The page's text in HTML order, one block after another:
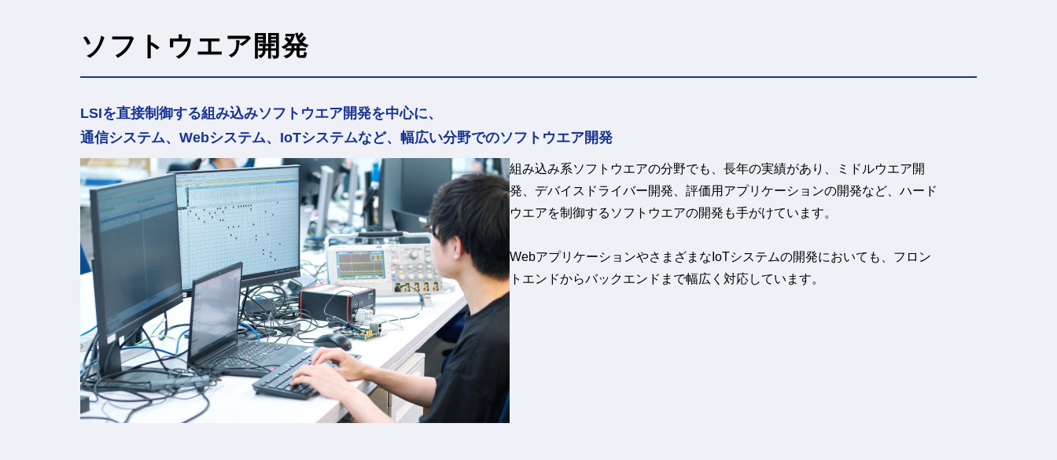
ソフトウエア開発
LSIを直接制御する組み込みソフトウエア開発を中心に、
通信システム、Webシステム、IoTシステムなど、幅広い分野でのソフトウエア開発
組み込み系ソフトウエアの分野でも、長年の実績があり、ミドルウエア開
発、デバイスドライバー開発、評価用アプリケーションの開発など、ハード
ウエアを制御するソフトウエアの開発も手がけています。
WebアプリケーションやさまざまなIoTシステムの開発においても、フロン
トエンドからバックエンドまで幅広く対応しています。